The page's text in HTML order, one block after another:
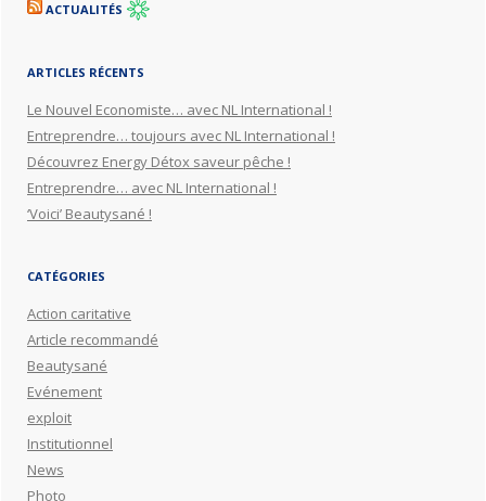
ACTUALITÉS
ARTICLES RÉCENTS
Le Nouvel Economiste… avec NL International !
Entreprendre… toujours avec NL International !
Découvrez Energy Détox saveur pêche !
Entreprendre… avec NL International !
‘Voici’ Beautysané !
CATÉGORIES
Action caritative
Article recommandé
Beautysané
Evénement
exploit
Institutionnel
News
Photo